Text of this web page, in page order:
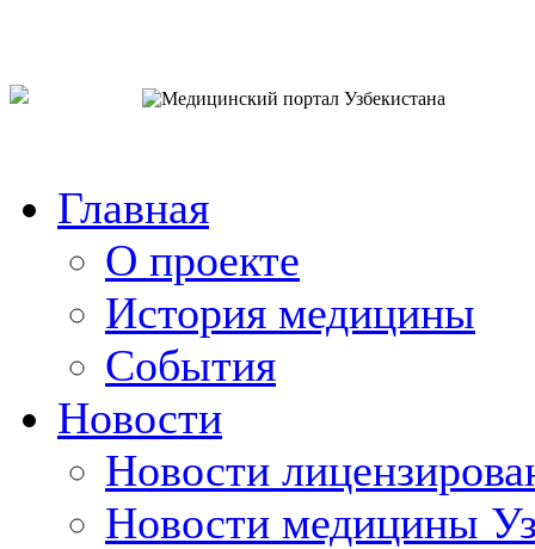
Главная
О проекте
История медицины
События
Новости
Новости
Новости медицины